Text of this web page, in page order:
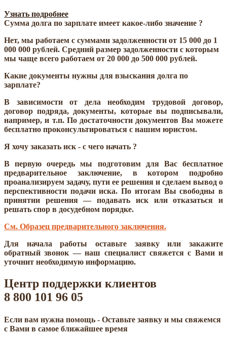
Узнать подробнее
Сумма долга по зарплате имеет какое-либо значение ?
Нет, мы работаем с суммами задолженности от 15 000 до 1
000 000 рублей. Средний размер задолженности с которым
мы чаще всего работаем от 20 000 до 500 000 рублей.
Какие документы нужны для взыскания долга по
зарплате?
В зависимости от дела необходим трудовой договор,
договор подряда, документы, которые вы подписывали,
например, и т.п. По достаточности документов Вы можете
бесплатно проконсультироваться с нашим юристом.
Я хочу заказать иск - с чего начать ?
В первую очередь мы подготовим для Вас бесплатное
предварительное заключение, в котором подробно
проанализируем задачу, пути ее решения и сделаем вывод о
перспективности подачи иска. По итогам Вы свободны в
принятии решения — подавать иск или отказаться и
решать спор в досудебном порядке.
См. Образец предварительного заключения.
Для начала работы оставьте заявку или закажите
обратный звонок — наш специалист свяжется с Вами и
уточнит необходимую информацию.
Центр поддержки клиентов
8 800 101 96 05
Если вам нужна помощь - Оставьте заявку и мы свяжемся
с Вами в самое ближайшее время